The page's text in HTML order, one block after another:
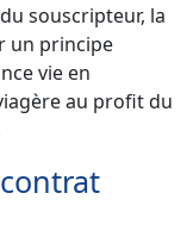
souscripteur, la
un principe
vie en
au profit du